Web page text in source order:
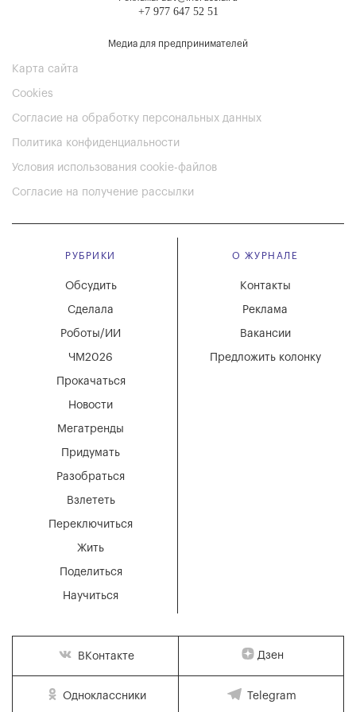
+7 977 647 52 51
Медиа для предпринимателей
Карта сайта
Cookies
Согласие на обработку персональных данных
Политика конфиденциальности
Условия использования cookie-файлов
Согласие на получение рассылки
РУБРИКИ
Мегатренды
Придумать
Разобраться
Взлететь
Новости
Переключиться
Жить
Поделиться
Научиться
Обсудить
Сделала
Роботы/ИИ
ЧМ2026
Прокачаться
О ЖУРНАЛЕ
Вакансии
Реклама
Контакты
Предложить колонку
ВКонтакте Дзен
Одноклассники Telegram